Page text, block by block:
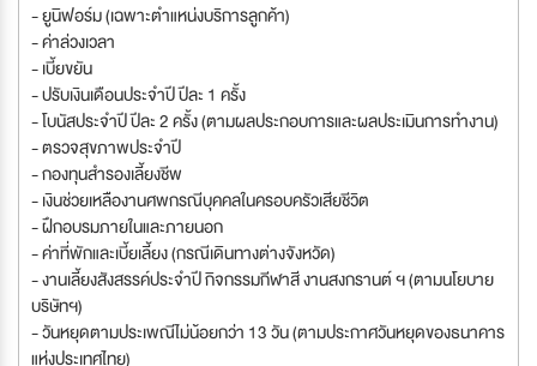
- ยูนิฟอร์ม (เฉพาะตำแหน่งบริการลูกค้า)
- ค่าล่วงเวลา
- เบี้ยขยัน
- ปรับเงินเดือนประจำปี ปีละ 1 ครั้ง
- โบนัสประจำปี ปีละ 2 ครั้ง (ตามผลประกอบการและผลประเมินการทำงาน)
- ตรวจสุขภาพประจำปี
- กองทุนสำรองเลี้ยงชีพ
- เงินช่วยเหลืองานศพกรณีบุคคลในครอบครัวเสียชีวิต
- ฝึกอบรมภายในและภายนอก
- ค่าที่พักและเบี้ยเลี้ยง (กรณีเดินทางต่างจังหวัด)
- งานเลี้ยงสังสรรค์ประจำปี กิจกรรมกีฬาสี งานสงกรานต์ ฯ (ตามนโยบาย
บริษัทฯ)
- วันหยุดตามประเพณีไม่น้อยกว่า 13 วัน (ตามประกาศวันหยุดของธนาคาร
แห่งประเทศไทย)